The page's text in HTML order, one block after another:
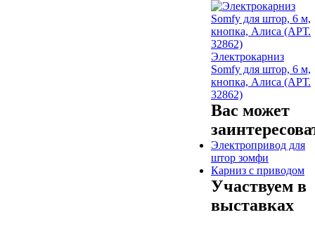
Электрокарниз
Somfy для штор, 6 м,
кнопка, Алиса (АРТ.
32862)
Вас может
Электропривод для
штор зомфи
Карниз с приводом
Участвуем в
выставках